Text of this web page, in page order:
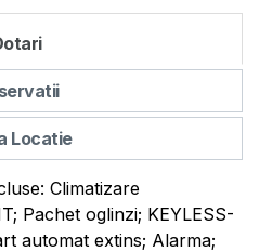
Locatie
Climatizare
Pachet oglinzi; KEYLESS-
automat extins; Alarma;